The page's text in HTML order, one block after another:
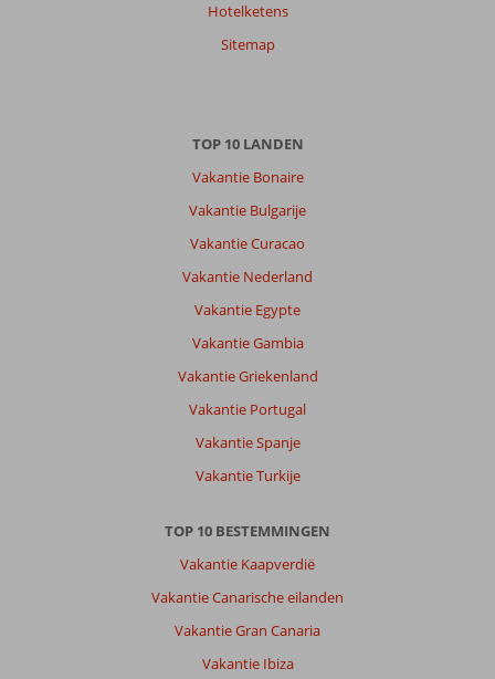
Hotelketens
Sitemap
TOP 10 LANDEN
Vakantie Bonaire
Vakantie Bulgarije
Vakantie Curacao
Vakantie Nederland
Vakantie Egypte
Vakantie Gambia
Vakantie Griekenland
Vakantie Portugal
Vakantie Spanje
Vakantie Turkije
TOP 10 BESTEMMINGEN
Vakantie Kaapverdië
Vakantie Canarische eilanden
Vakantie Gran Canaria
Vakantie Ibiza